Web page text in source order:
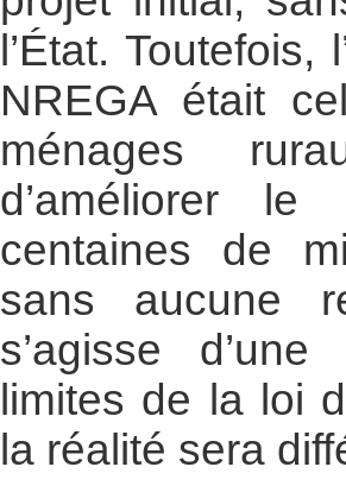
l’État.
NREGA était
ménages
d’améliorer
centaines de
sans aucune
s’agisse
limites de la loi
la réalité sera